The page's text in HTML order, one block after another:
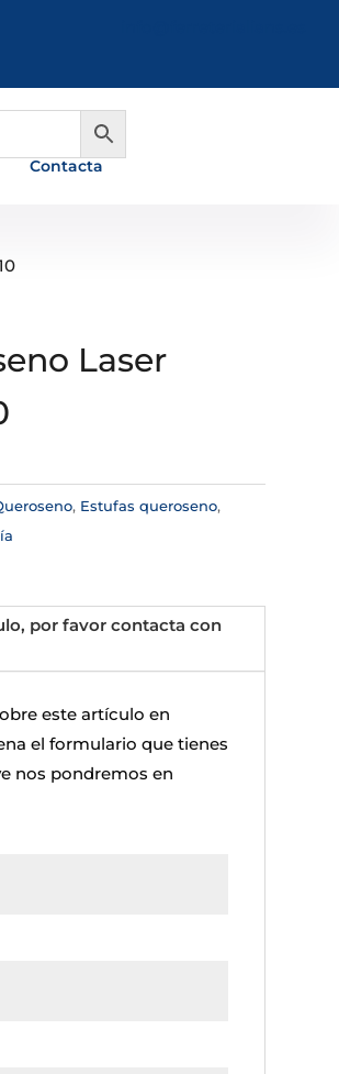
Contacta
Laser
, Estufas queroseno,
por favor contacta con
este artículo en
el formulario que tienes
nos pondremos en